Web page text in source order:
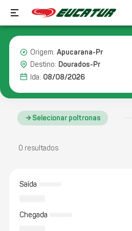
Origem: Apucarana-Pr
Destino: Dourados-Pr
Ida: 08/08/2026
Selecionar poltronas
0 resultados
Saída
Chegada